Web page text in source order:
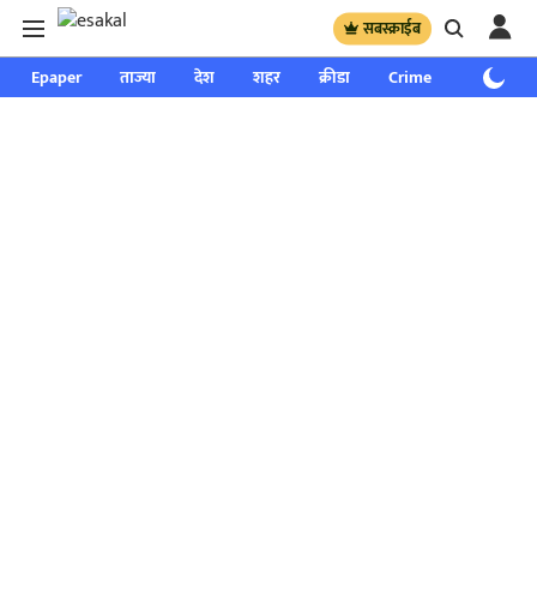
सबस्क्राईब
Epaper ताज्या देश शहर क्रीडा Crime साप्ताहिक